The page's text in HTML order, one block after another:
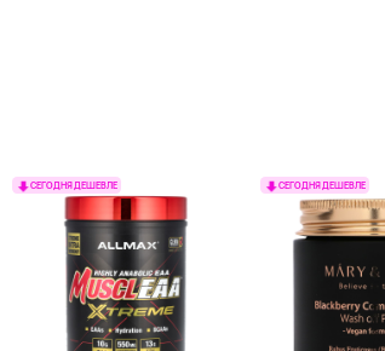
СЕГОДНЯ ДЕШЕВЛЕ СЕГОДНЯ ДЕШЕВЛЕ